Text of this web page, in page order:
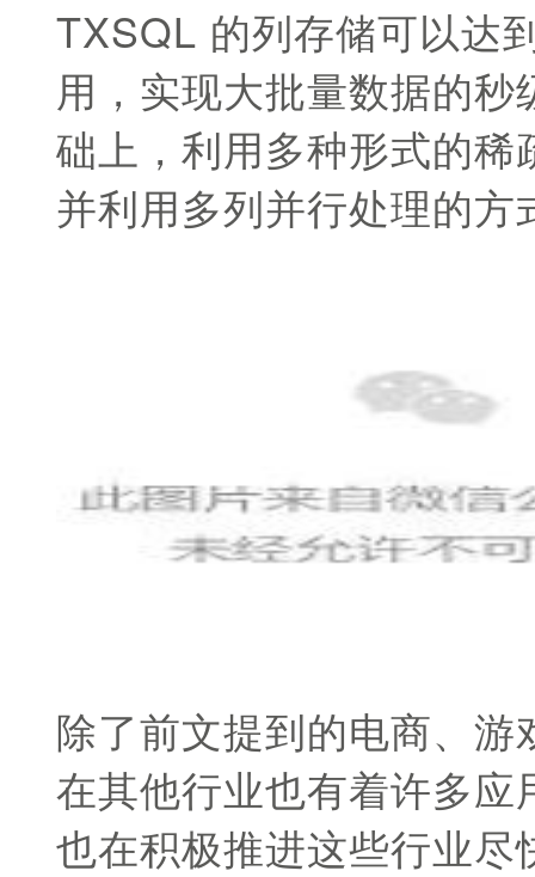
TXSQL 的列存储可以达
用，实现大批量数据的
础上，利用多种形式的
并利用多列并行处理的
除了前文提到的电商、
在其他行业也有着许多
也在积极推进这些行业